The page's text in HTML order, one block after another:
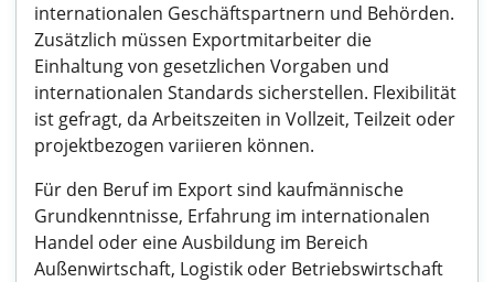
internationalen Geschäftspartnern und Behörden.
Zusätzlich müssen Exportmitarbeiter die
Einhaltung von gesetzlichen Vorgaben und
internationalen Standards sicherstellen. Flexibilität
ist gefragt, da Arbeitszeiten in Vollzeit, Teilzeit oder
projektbezogen variieren können.
Für den Beruf im Export sind kaufmännische
Grundkenntnisse, Erfahrung im internationalen
Handel oder eine Ausbildung im Bereich
Außenwirtschaft, Logistik oder Betriebswirtschaft